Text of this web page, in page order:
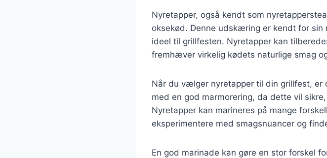
Nyretapper, også kendt som
oksekød. Denne udskæring er kendt for
ideel til grillfesten. Nyretapper kan
fremhæver virkelig kødets naturlige smag
Når du vælger nyretapper til din grillfest,
med en god marmorering, da dette vil
Nyretapper kan marineres på mange
eksperimentere med smagsnuancer og
En god marinade kan gøre en stor forskel